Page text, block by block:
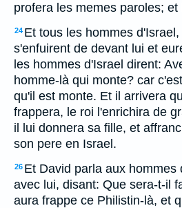
profera les memes paroles; et
24 Et tous les hommes
s'enfuirent de devant lui et
les hommes d'Israel dirent:
homme-là qui monte? car
qu'il est monte. Et il arrivera
frappera, le roi l'enrichira de
il lui donnera sa fille, et
son pere en Israel.
26 Et David parla aux hommes
avec lui, disant: Que sera-t-il
aura frappe ce Philistin-là, et